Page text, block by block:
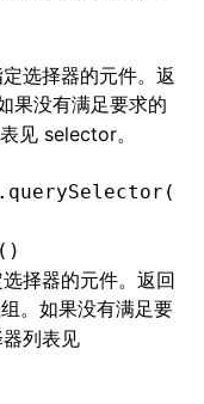
选择器的元件。返
果没有满足要求的
见 selector。
.querySelector
择器的元件。返回
。如果没有满足要
列表见